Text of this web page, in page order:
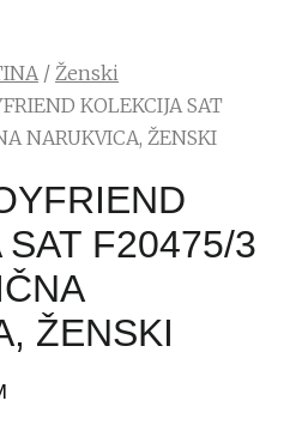
/ Ženski
KOLEKCIJA SAT
NARUKVICA, ŽENSKI
F20475/3
ŽENSKI